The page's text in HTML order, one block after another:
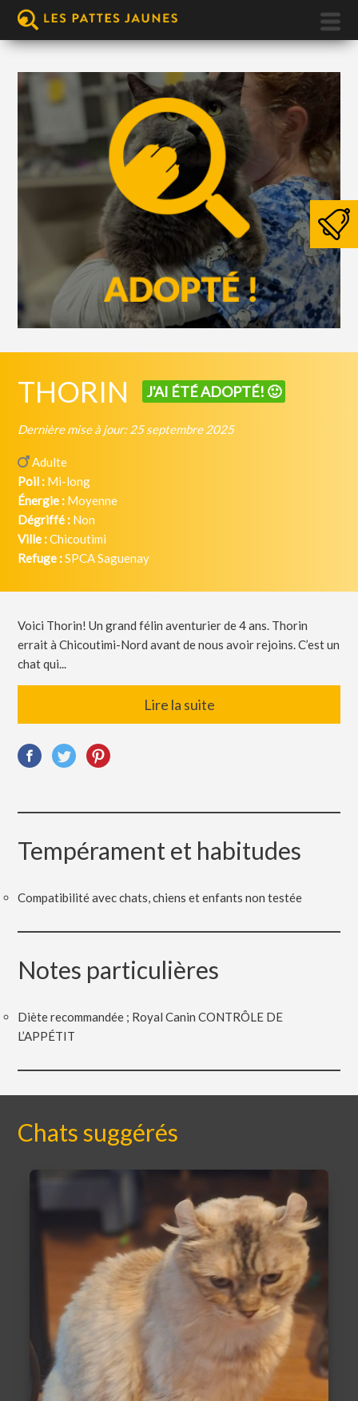
THORIN J'AI ÉTÉ ADOPTÉ! 🙂
Dernière mise à jour: 25 septembre 2025
Adulte
Poil : Mi-long
Énergie : Moyenne
Dégriffé : Non
Ville :Chicoutimi
Refuge :SPCA Saguenay
Voici Thorin! Un grand félin aventurier de 4 ans. Thorin
errait à Chicoutimi-Nord avant de nous avoir rejoins. C’est un
chat qui...
Lire la suite
Tempérament et habitudes
Compatibilité avec chats, chiens et enfants non testée
Notes particulières
Diète recommandée ; Royal Canin CONTRÔLE DE
L’APPÉTIT
Chats suggérés